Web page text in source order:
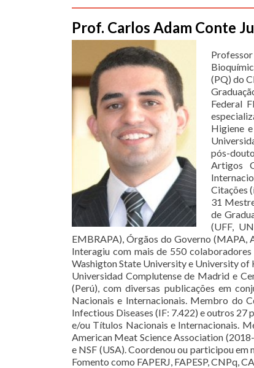
Prof. Carlos Adam Conte
(PQ) do
Federal
Higiene
pós-
Artigos
Citações
31
de
(UFF,
EMBRAPA), Órgãos do Governo (MAPA,
Interagiu com mais de 550
Washigton State University e University of
Universidad Complutense de Madrid e
(Perú), com diversas publicações em
Nacionais e Internacionais. Membro do
Infectious Diseases (IF: 7.422) e outros 27
e/ou Títulos Nacionais e Internacionais.
American Meat Science Association
e NSF (USA). Coordenou ou participou
Fomento como FAPERJ, FAPESP, CNPq,